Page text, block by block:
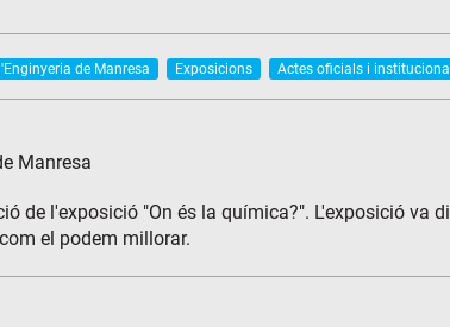
de Manresa Exposicions Actes oficials i
Manresa
de l'exposició "On és la química?". L'exposició va
el podem millorar.